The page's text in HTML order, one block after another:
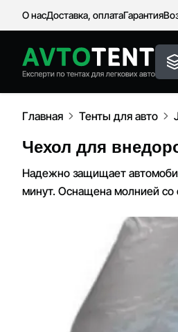
О насДоставка, оплатаГарантия
Главная Тенты для авто
Чехол для
Надежно защищает
минут. Оснащена молнией со